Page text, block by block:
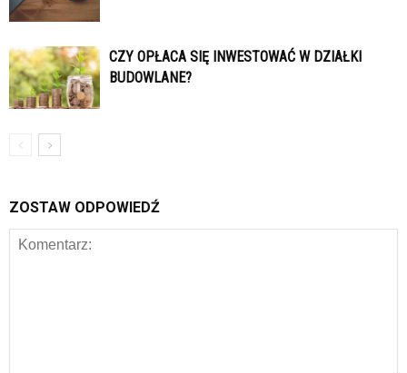
CZY OPŁACA SIĘ INWESTOWAĆ W DZIAŁKI
BUDOWLANE?
ZOSTAW ODPOWIEDŹ